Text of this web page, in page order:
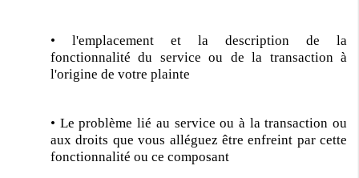
• l'emplacement et la description de la
fonctionnalité du service ou de la transaction à
l'origine de votre plainte
• Le problème lié au service ou à la transaction ou
aux droits que vous alléguez être enfreint par cette
fonctionnalité ou ce composant